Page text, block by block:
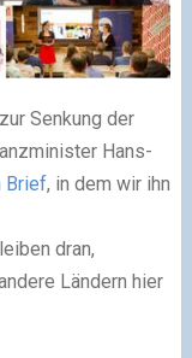
Senkung der
Hans-
Brief, in dem wir ihn
dran,
Ländern hier